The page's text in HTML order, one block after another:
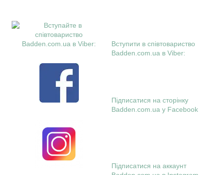
Вступити в співтовариство
Badden.com.ua в Viber:
Підписатися на сторінку
Badden.com.ua у Facebook
Підписатися на аккаунт